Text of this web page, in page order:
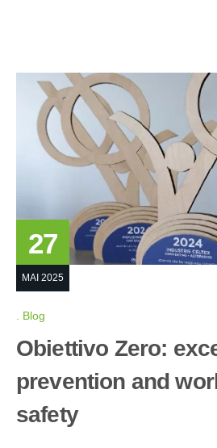
27
MAI 2025
Blog
Obiettivo Zero:
prevention and
safety